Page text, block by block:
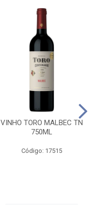
VINHO TORO MALBEC TN
750ML
Código: 17515